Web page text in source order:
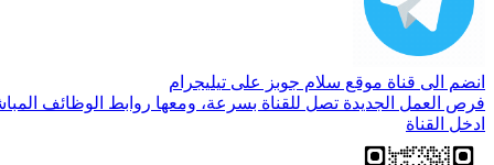
انضم الى قناة موقع سلام جوبز على تيليجرام
فرص العمل الجديدة تصل للقناة بسرعة، ومعها روابط الوظائف
ادخل القناة